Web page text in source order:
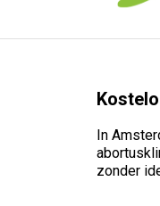
In
zonder